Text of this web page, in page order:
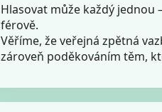
Hlasovat může každý jednou
férově.
Věříme, že veřejná zpětná
zároveň poděkováním těm,